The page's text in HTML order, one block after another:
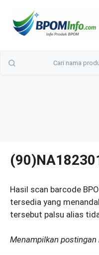
Hasil scan barcode
tersedia yang
tersebut palsu alias
Menampilkan postingan